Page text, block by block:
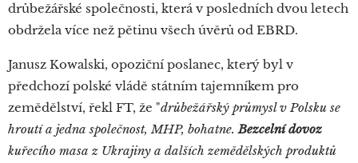
drůbežářské společnosti, která v posledních dvou letech
obdržela více než pětinu všech úvěrů od EBRD.
Janusz Kowalski, opoziční poslanec, který byl v
předchozí polské vládě státním tajemníkem pro
zemědělství, řekl FT, že "drůbežářský průmysl v Polsku se
hroutí a jedna společnost, MHP, bohatne.Bezcelní dovoz
kuřecího masa z Ukrajiny a dalších zemědělských produktů